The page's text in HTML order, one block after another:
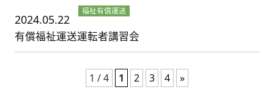
2024.05.22
福祉有償運送
有償福祉運送運転者講習会
1 / 4 1 2 3 4 »